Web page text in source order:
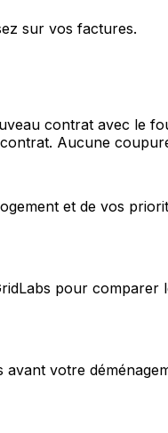
sur vos factures.
contrat avec le
Aucune
et de vos
pour
votre